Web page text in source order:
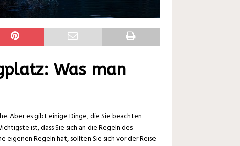
Was man
Aber es gibt einige Dinge, die Sie beachten
ist, dass Sie sich an die Regeln des
eigenen Regeln hat, sollten Sie sich vor der Reise